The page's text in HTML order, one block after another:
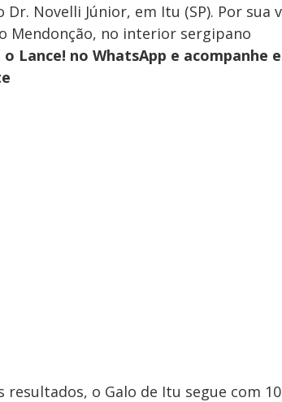
Dr. Novelli Júnior, em Itu (SP). Por
Mendonção, no interior sergipano
Lance! no WhatsApp e
resultados, o Galo de Itu segue com